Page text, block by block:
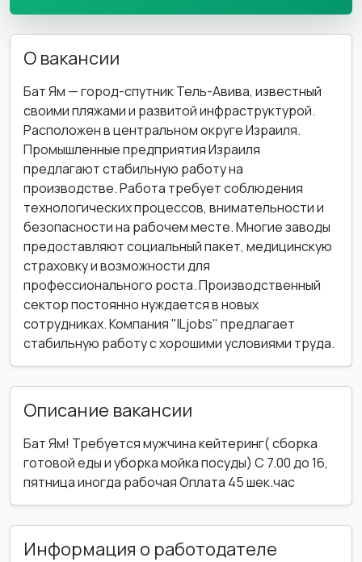
О вакансии
Бат Ям — город-спутник Тель-Авива, известный
своими пляжами и развитой инфраструктурой.
Расположен в центральном округе Израиля.
Промышленные предприятия Израиля
предлагают стабильную работу на
производстве. Работа требует соблюдения
технологических процессов, внимательности и
безопасности на рабочем месте. Многие заводы
предоставляют социальный пакет, медицинскую
страховку и возможности для
профессионального роста. Производственный
сектор постоянно нуждается в новых
сотрудниках. Компания "ILjobs" предлагает
стабильную работу с хорошими условиями труда.
Описание вакансии
Бат Ям! Требуется мужчина кейтеринг( сборка
готовой еды и уборка мойка посуды) С 7.00 до 16,
пятница иногда рабочая Оплата 45 шек.час
Информация о работодателе